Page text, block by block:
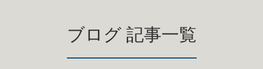
ブログ 記事一覧